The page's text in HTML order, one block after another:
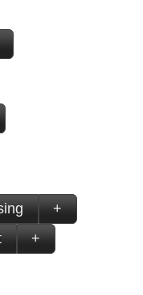
+
+